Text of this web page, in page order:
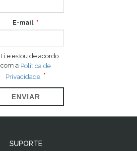
E-mail
Li e estou de acordo
com a Política de
Privacidade.
ENVIAR
SUPORTE